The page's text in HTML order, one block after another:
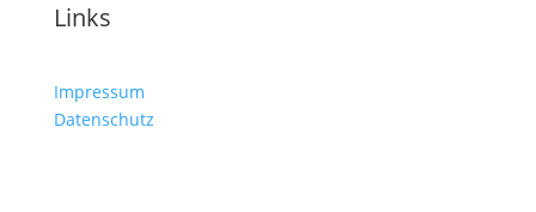
Links
Impressum
Datenschutz